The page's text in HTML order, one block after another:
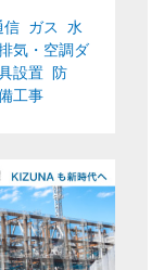
信 ガス
水
気・空調ダ
設置 防
工事